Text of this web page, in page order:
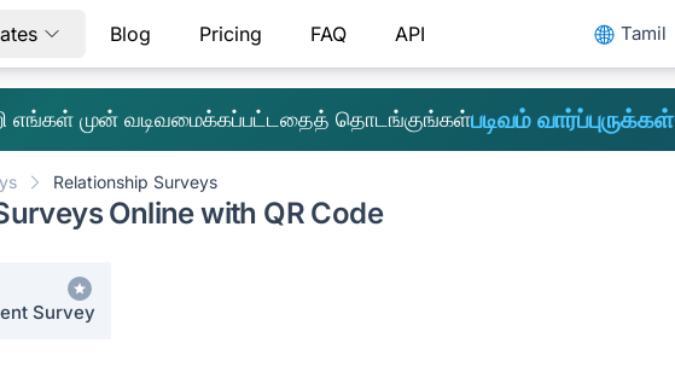
Blog Pricing FAQ API Tamil
எங்கள் முன் வடிவமைக்கப்பட்டதைத் தொடங்குங்கள்படிவம் வார்ப்புருக்கள்
Relationship Surveys
Online with QR Code
Survey